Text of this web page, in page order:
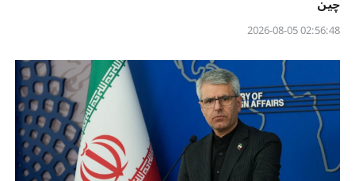
02:56:48 2026-08-05